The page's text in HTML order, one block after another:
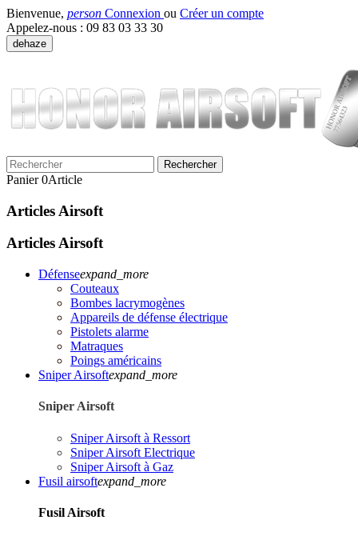
Bienvenue, person Connexion ou Créer un compte
Appelez-nous : 09 83 03 33 30
dehaze
Rechercher
Panier 0Article
Articles Airsoft
Articles Airsoft
Défenseexpand_more
Couteaux
Bombes lacrymogènes
Appareils de défense électrique
Pistolets alarme
Matraques
Poings américains
Sniper Airsoftexpand_more
Sniper Airsoft
Sniper Airsoft à Ressort
Sniper Airsoft Electrique
Sniper Airsoft à Gaz
Fusil airsoftexpand_more
Fusil Airsoft